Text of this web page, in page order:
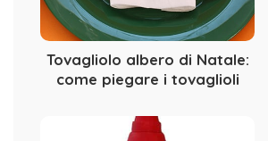
Tovagliolo albero di Natale:
come piegare i tovaglioli